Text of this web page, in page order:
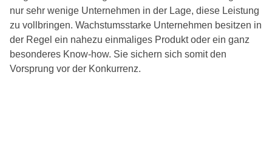
nur sehr wenige Unternehmen in der Lage, diese Leistung
zu vollbringen. Wachstumsstarke Unternehmen besitzen in
der Regel ein nahezu einmaliges Produkt oder ein ganz
besonderes Know-how. Sie sichern sich somit den
Vorsprung vor der Konkurrenz.